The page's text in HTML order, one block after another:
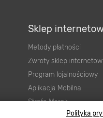
Polityka
Sklep
Metody płatności
Zwroty sklep
Program lojalnościowy
Aplikacja Mobilna
Strefa Marek